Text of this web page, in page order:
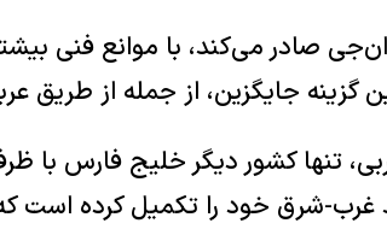
صادر می‌کند، با موانع فنی
گزینه جایگزین، از جمله از طریق
تنها کشور دیگر خلیج فارس با
شرق خود را تکمیل کرده است که